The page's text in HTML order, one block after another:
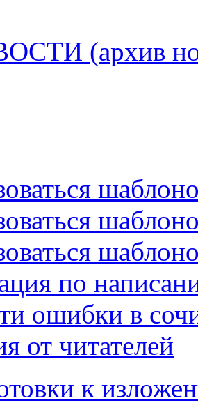
(архив
по
ошибки в
от читателей
к